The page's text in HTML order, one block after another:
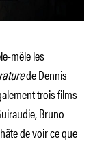
mêle les
deDennis
trois films
Bruno
de voir ce que